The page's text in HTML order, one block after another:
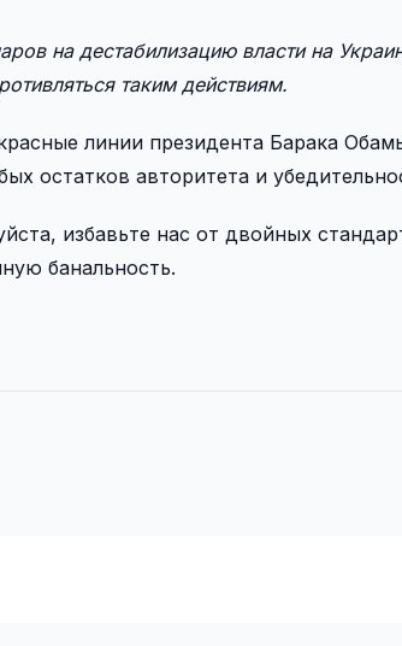
на дестабилизацию власти на
таким действиям.
линии президента Барака
остатков авторитета и
избавьте нас от двойных
банальность.